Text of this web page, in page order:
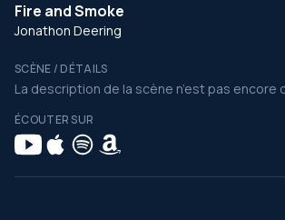
Fire and Smoke
Jonathon Deering
SCÈNE / DÉTAILS
La description de la scène n’est pas encore
ÉCOUTER SUR